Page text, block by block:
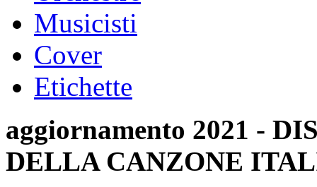
Musicisti
Cover
Etichette
aggiornamento 2021 -
DELLA CANZONE